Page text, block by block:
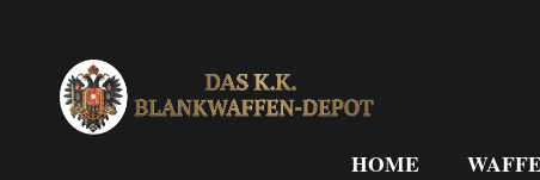
Inhalt
springen
HOME